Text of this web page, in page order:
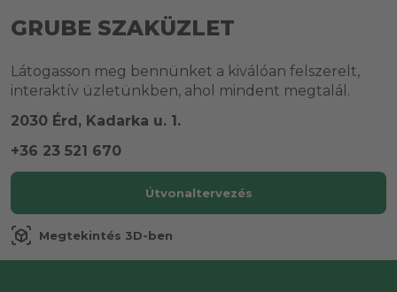
GRUBE SZAKÜZLET
Látogasson meg bennünket a kiválóan felszerelt,
interaktív üzletünkben, ahol mindent megtalál.
2030 Érd, Kadarka u. 1.
+36 23 521 670
Útvonaltervezés
view_in_ar Megtekintés 3D-ben